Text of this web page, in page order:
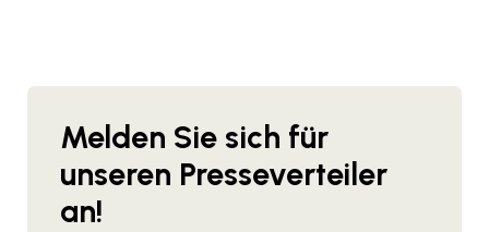
Melden Sie sich für
unseren Presseverteiler
an!